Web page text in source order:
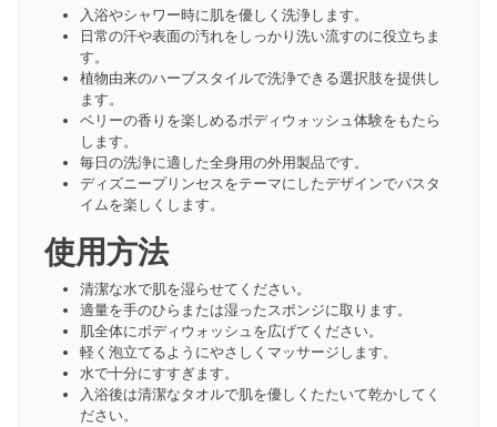
入浴やシャワー時に肌を優しく洗浄します。
日常の汗や表面の汚れをしっかり洗い流すのに役立ちま
す。
植物由来のハーブスタイルで洗浄できる選択肢を提供し
ます。
ベリーの香りを楽しめるボディウォッシュ体験をもたら
します。
毎日の洗浄に適した全身用の外用製品です。
ディズニープリンセスをテーマにしたデザインでバスタ
イムを楽しくします。
使用方法
清潔な水で肌を湿らせてください。
適量を手のひらまたは湿ったスポンジに取ります。
肌全体にボディウォッシュを広げてください。
軽く泡立てるようにやさしくマッサージします。
水で十分にすすぎます。
入浴後は清潔なタオルで肌を優しくたたいて乾かしてく
ださい。